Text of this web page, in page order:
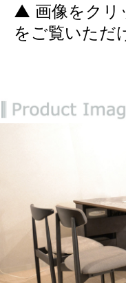
▲ 画像をクリ
をご覧いただ